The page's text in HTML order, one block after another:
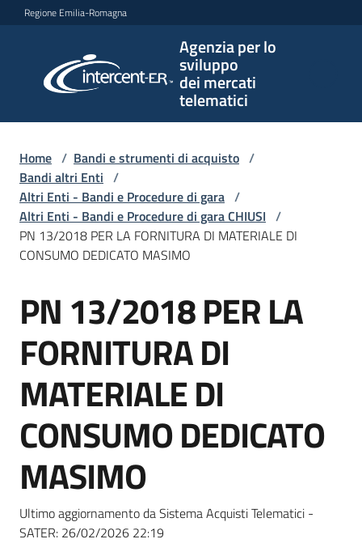
Vai al contenuto
Vai alla navigazione
Vai al footer
Regione Emilia-Romagna
Agenzia per lo
sviluppo
dei mercati
telematici
per lo
sviluppo
telematici
L'Agenzia
Bandi
e
di
Supporto
telematiche
Home / Bandi e strumenti di acquisto /
Bandi altri Enti /
Altri Enti - Bandi e Procedure di gara /
Altri Enti - Bandi e Procedure di gara CHIUSI /
PN 13/2018 PER LA FORNITURA DI MATERIALE DI
CONSUMO DEDICATO MASIMO
Salta al contenuto
PN 13/2018 PER LA
FORNITURA DI
MATERIALE DI
CONSUMO DEDICATO
MASIMO
Ultimo aggiornamento da Sistema Acquisti Telematici -
SATER: 26/02/2026 22:19